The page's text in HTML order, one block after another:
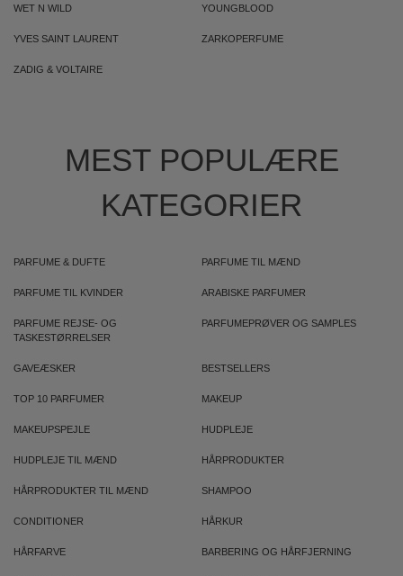
WET N WILD YOUNGBLOOD
YVES SAINT LAURENT ZARKOPERFUME
ZADIG & VOLTAIRE
MEST POPULÆRE
KATEGORIER
PARFUME & DUFTE PARFUME TIL MÆND
PARFUME TIL KVINDER ARABISKE PARFUMER
PARFUME REJSE- OG
TASKESTØRRELSER
PARFUMEPRØVER OG SAMPLES
GAVEÆSKER BESTSELLERS
TOP 10 PARFUMER MAKEUP
MAKEUPSPEJLE HUDPLEJE
HUDPLEJE TIL MÆND HÅRPRODUKTER
HÅRPRODUKTER TIL MÆND SHAMPOO
CONDITIONER HÅRKUR
HÅRFARVE BARBERING OG HÅRFJERNING